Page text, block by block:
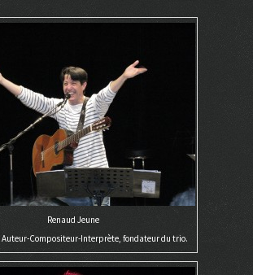
Renaud Jeune
Compositeur-Interprète, fondateur du trio.